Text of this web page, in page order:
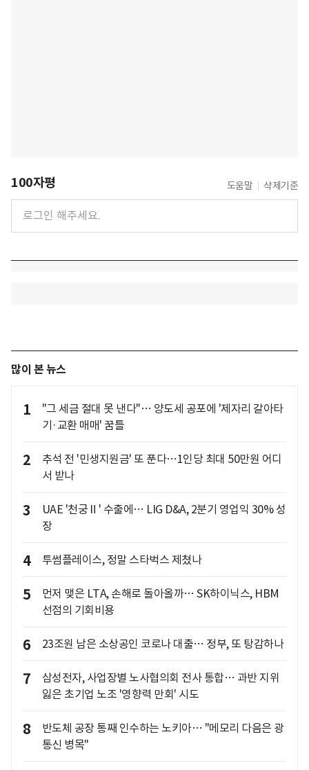
100자평 도움말 삭제기준
많이 본 뉴스
1
"그 세금 절대 못 낸다"… 양도세 공포에 '제자리 갈아타
기·교환 매매' 꿈틀
2
추석 전 '민생지원금' 또 푼다…1인당 최대 50만원 어디
서 받나
3
UAE '천궁Ⅱ' 수출에… LIG D&A, 2분기 영업익 30% 성
장
4 투썸플레이스, 정말 스타벅스 제쳤나
5
먼저 맺은 LTA, 손해로 돌아올까… SK하이닉스, HBM
선점의 기회비용
6 23조원 남은 소상공인 코로나 대출… 정부, 또 탕감하나
7
삼성전자, 사업장별 노사협의회 전사 통합… 과반 지위
잃은 초기업 노조 '영향력 만회' 시도
8
반도체 공장 통째 인수하는 노키아… "메모리 다음은 광
통신 병목"